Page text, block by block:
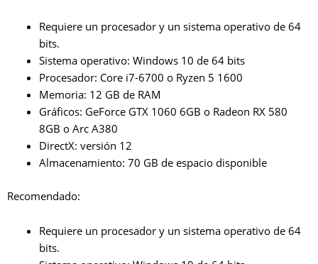
Requiere un procesador y un sistema operativo de 64
bits.
Sistema operativo: Windows 10 de 64 bits
Procesador: Core i7-6700 o Ryzen 5 1600
Memoria: 12 GB de RAM
Gráficos: GeForce GTX 1060 6GB o Radeon RX 580
8GB o Arc A380
DirectX: versión 12
Almacenamiento: 70 GB de espacio disponible
Recomendado:
Requiere un procesador y un sistema operativo de 64
bits.